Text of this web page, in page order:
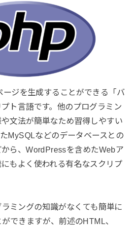
ジを生成することができる「バ
ト言語です。他のプログラミン
文法が簡単なため習得しやすい
MySQLなどのデータベースとの
ら、WordPressを含めたWebア
もよく使われる有名なスクリプ
ミングの知識がなくても簡単に
できますが、前述のHTML、